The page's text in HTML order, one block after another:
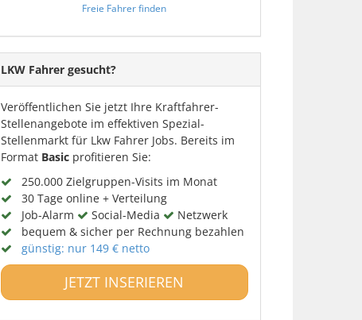
Freie Fahrer finden
LKW Fahrer gesucht?
Veröffentlichen Sie jetzt Ihre Kraftfahrer-
Stellenangebote im effektiven Spezial-
Stellenmarkt für Lkw Fahrer Jobs. Bereits im
Format Basicprofitieren Sie:
250.000 Zielgruppen-Visits im Monat
30 Tage online + Verteilung
Job-Alarm
Social-Media
Netzwerk
bequem & sicher per Rechnung bezahlen
günstig: nur 149 € netto
JETZT INSERIEREN